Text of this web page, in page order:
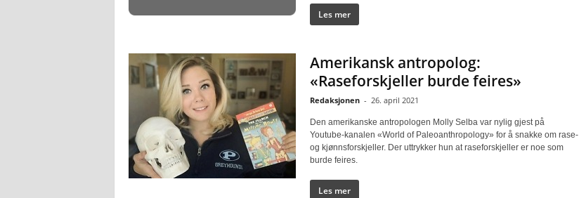
Les mer
Amerikansk antropolog:
«Raseforskjeller burde feires»
Redaksjonen - 26. april 2021
Den amerikanske antropologen Molly Selba var nylig gjest på
Youtube-kanalen «World of Paleoanthropology» for å snakke om rase-
og kjønnsforskjeller. Der uttrykker hun at raseforskjeller er noe som
burde feires.
Les mer